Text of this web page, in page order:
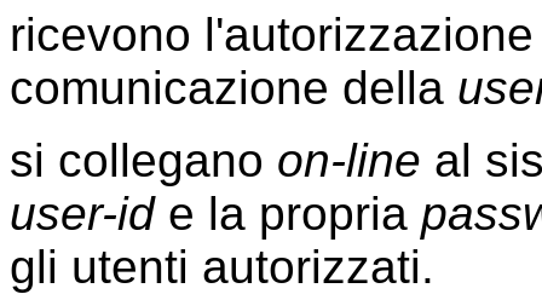
ricevono
comunicazione della
si collegano on-line al
user-ide la propria
gli utenti autorizzati.